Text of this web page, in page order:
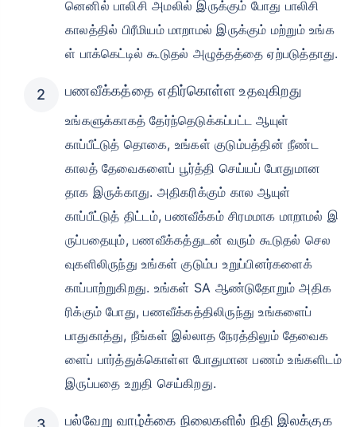
னெனில் பாலிசி அமலில் இருக்கும் போது பாலிசி
காலத்தில் பிரீமியம் மாறாமல் இருக்கும் மற்றும் உங்க
ள் பாக்கெட்டில் கூடுதல் அழுத்தத்தை ஏற்படுத்தாது.
பணவீக்கத்தை எதிர்கொள்ள உதவுகிறது
உங்களுக்காகத் தேர்ந்தெடுக்கப்பட்ட ஆயுள்
காப்பீட்டுத் தொகை, உங்கள் குடும்பத்தின் நீண்ட
காலத் தேவைகளைப் பூர்த்தி செய்யப் போதுமான
தாக இருக்காது. அதிகரிக்கும் கால ஆயுள்
காப்பீட்டுத் திட்டம், பணவீக்கம் சிரமமாக மாறாமல் இ
ருப்பதையும், பணவீக்கத்துடன் வரும் கூடுதல் செல
வுகளிலிருந்து உங்கள் குடும்ப உறுப்பினர்களைக்
காப்பாற்றுகிறது. உங்கள் SA ஆண்டுதோறும் அதிக
ரிக்கும் போது, ​​பணவீக்கத்திலிருந்து உங்களைப்
பாதுகாத்து, நீங்கள் இல்லாத நேரத்திலும் தேவைக
ளைப் பார்த்துக்கொள்ள போதுமான பணம் உங்களிடம்
இருப்பதை உறுதி செய்கிறது.
பல்வேறு வாழ்க்கை நிலைகளில் நிதி இலக்குக
₹ 1,376/மாதம்*
உங்கள் குடும்பத்தின் பாதுகாப்பு ஒரே ஒரு படி தூரத்தில் உள்ளது
View Plans
இருக்கும் நோய்கள் இல்லாத நபருக்கு, 36 வயது வரை கவரேஜ். *₹630/மாதம் என்பது 1 கோடி டேர்ம் லைஃப்
இன்சூரன்ஸுக்கான தொடக்க விலை — புகைபிடிக்காத, முன்பே இருக்கும் நோய்கள் இல்லாத நபருக்கு, 46
வயது வரை கவரேஜ். *₹1,376/மாதம் என்பது 1 கோடி டேர்ம் லைஃப் இன்சூரன்ஸுக்கான தொடக்க விலை —
புகைபிடிக்காத, முன்பே இருக்கும் நோய்கள் இல்லாத நபருக்கு, 56 வயது வரை கவரேஜ்.